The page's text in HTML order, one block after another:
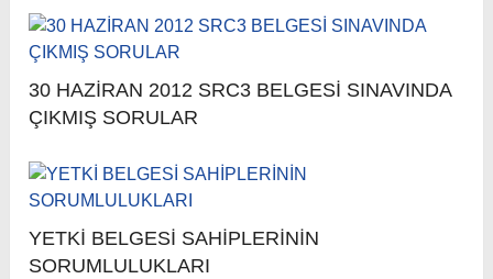
30 HAZİRAN 2012 SRC3 BELGESİ SINAVINDA
ÇIKMIŞ SORULAR
YETKİ BELGESİ SAHİPLERİNİN
SORUMLULUKLARI